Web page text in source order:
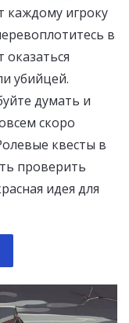
каждому игроку
в
убийцей.
думать и
скоро
квесты в
проверить
идея для